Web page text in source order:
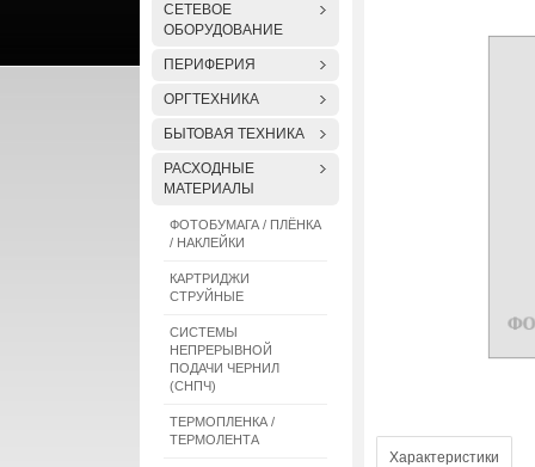
СЕТЕВОЕ
ОБОРУДОВАНИЕ
ПЕРИФЕРИЯ
ОРГТЕХНИКА
БЫТОВАЯ ТЕХНИКА
РАСХОДНЫЕ
МАТЕРИАЛЫ
ФОТОБУМАГА / ПЛЁНКА
/ НАКЛЕЙКИ
КАРТРИДЖИ
СТРУЙНЫЕ
СИСТЕМЫ
НЕПРЕРЫВНОЙ
ПОДАЧИ ЧЕРНИЛ
(СНПЧ)
ТЕРМОПЛЕНКА /
ТЕРМОЛЕНТА
Характеристики